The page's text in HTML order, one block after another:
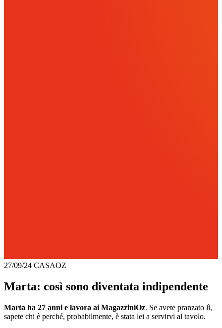
27/09/24 CASAOZ
Marta: così sono diventata indipendente
Marta ha 27 anni e lavora ai MagazziniOz. Se avete pranzato lì,
sapete chi è perché, probabilmente, è stata lei a servirvi al tavolo.